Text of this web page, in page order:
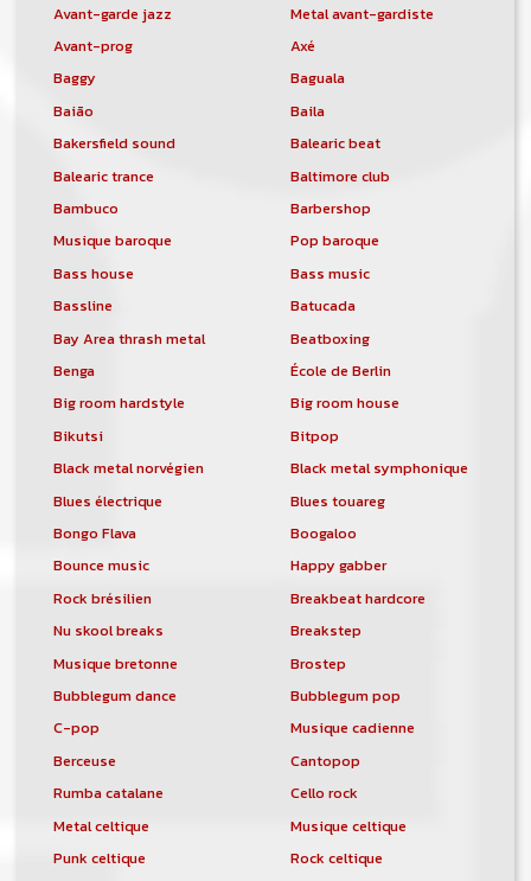
Avant-garde jazz
Metal avant-gardiste
Avant-prog
Axé
Baggy
Baguala
Baião
Baila
Bakersfield sound
Balearic beat
Balearic trance
Baltimore club
Bambuco
Barbershop
Musique baroque
Pop baroque
Bass house
Bass music
Bassline
Batucada
Bay Area thrash metal
Beatboxing
Benga
École de Berlin
Big room hardstyle
Big room house
Bikutsi
Bitpop
Black metal norvégien
Black metal symphonique
Blues électrique
Blues touareg
Bongo Flava
Boogaloo
Bounce music
Happy gabber
Rock brésilien
Breakbeat hardcore
Nu skool breaks
Breakstep
Musique bretonne
Brostep
Bubblegum dance
Bubblegum pop
C-pop
Musique cadienne
Berceuse
Cantopop
Rumba catalane
Cello rock
Metal celtique
Musique celtique
Punk celtique
Rock celtique